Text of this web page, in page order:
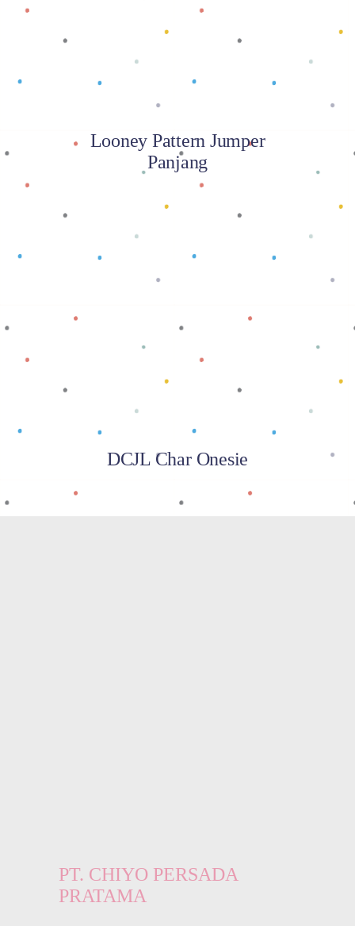
Looney Pattern Jumper
Panjang
DCJL Char Onesie
PT. CHIYO PERSADA
PRATAMA